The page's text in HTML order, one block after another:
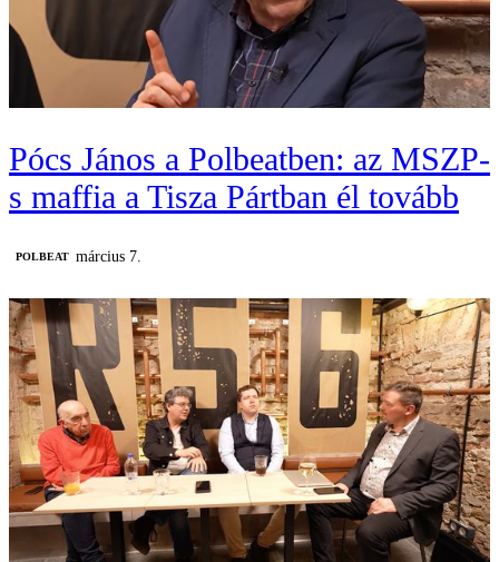
Pócs János a Polbeatben: az MSZP-
s maffia a Tisza Pártban él tovább
‎POLBEAT március 7.